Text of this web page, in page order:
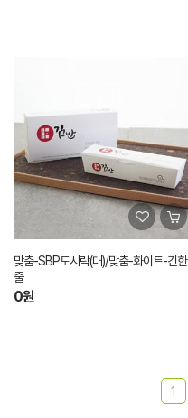
맞춤-SBP도시락(대)/맞춤-화이트-긴한
줄
0원
1